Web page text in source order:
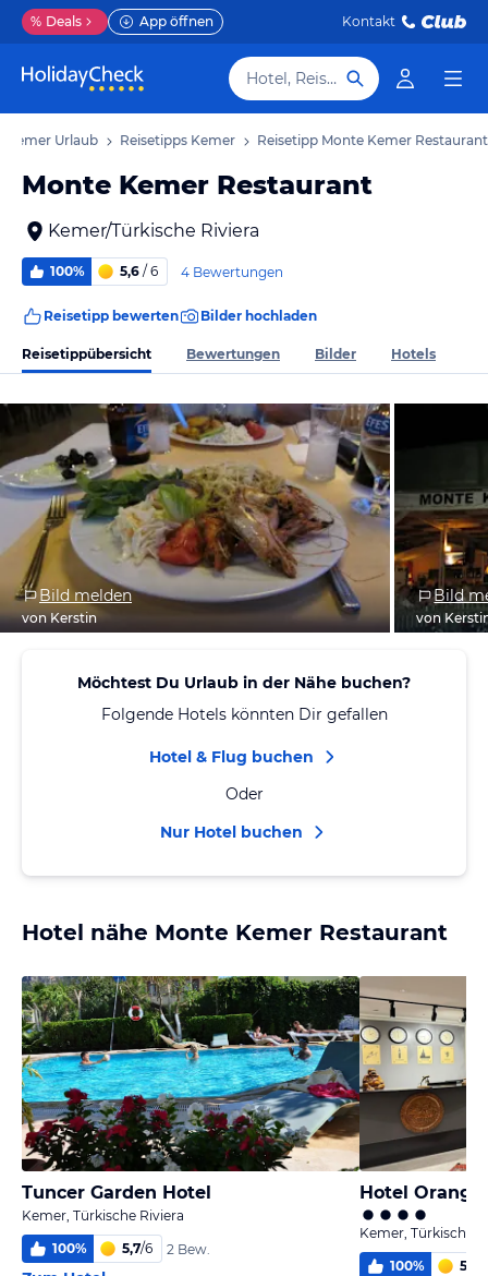
% Deals App öffnen Kontakt
Hotel, Reiseziel
Kemer Urlaub Reisetipps Kemer Reisetipp Monte Kemer Restaurant
Monte Kemer Restaurant
Kemer/Türkische Riviera
100% 5,6 / 6 4 Bewertungen
Reisetipp bewerten Bilder hochladen
Reisetippübersicht Bewertungen Bilder Hotels
Bild melden
von Kerstin
Bild
von
Möchtest Du Urlaub in der Nähe buchen?
Folgende Hotels könnten Dir gefallen
Hotel & Flug buchen
Oder
Nur Hotel buchen
Hotel nähe Monte Kemer Restaurant
Tuncer Garden Hotel
Kemer, Türkische Riviera
100% 5,7/6 2 Bew.
Hotel
Kemer, Türkische
100% 5,2